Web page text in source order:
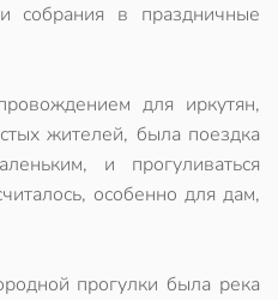
собрания в праздничные
для иркутян,
жителей, была поездка
и прогуливаться
особенно для дам,
прогулки была река